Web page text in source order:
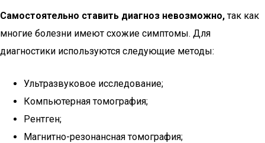
Самостоятельно ставить диагноз невозможно,так как
многие болезни имеют схожие симптомы. Для
диагностики используются следующие методы:
Ультразвуковое исследование;
Компьютерная томография;
Рентген;
Магнитно-резонансная томография;